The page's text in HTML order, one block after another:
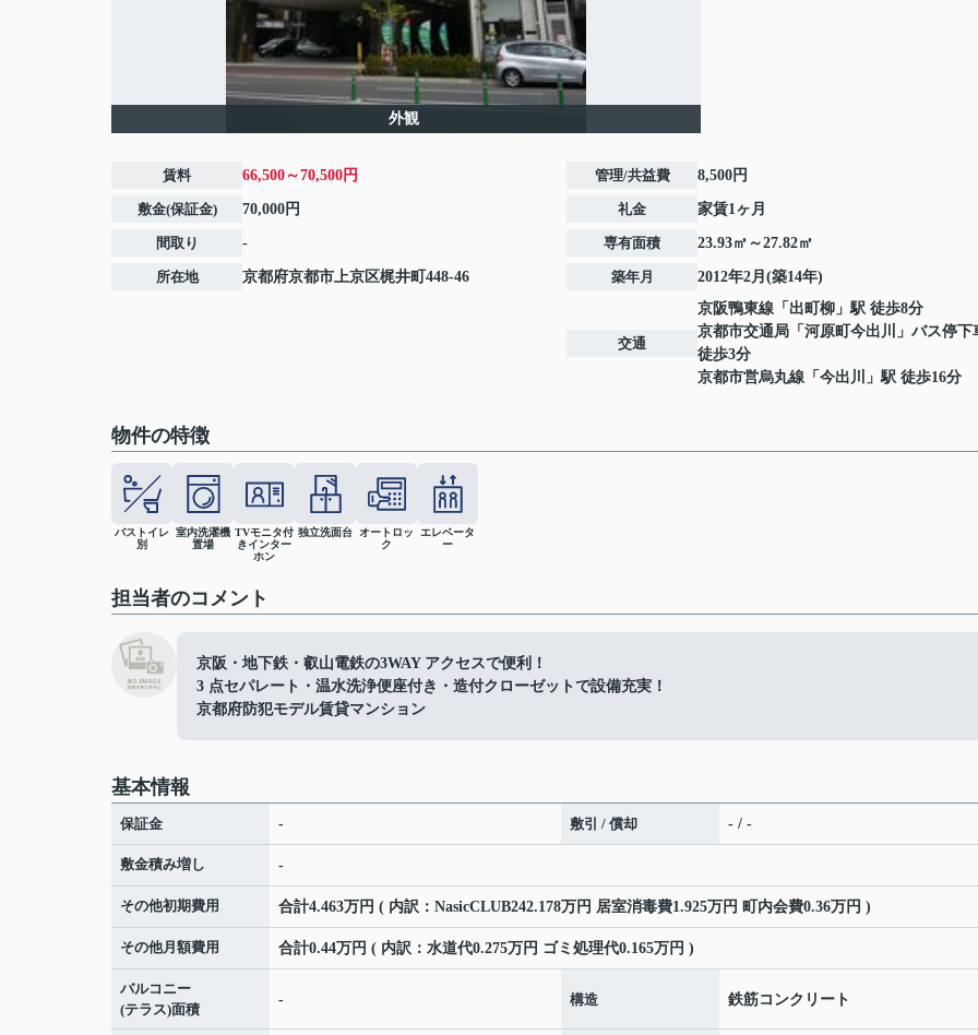
外観
賃料 66,500～70,500円
敷金(保証金) 70,000円
間取り -
所在地 京都府京都市上京区梶井町 448-46
管理/共益費 8,500円
礼金 家賃1ヶ月
専有面積 23.93㎡～27.82㎡
築年月 2012年2月(築14年)
交通
京阪鴨東線 「 出町柳 」駅 徒歩8分
京都市交通局「河原町今出川」バス停
徒歩3分
京都市営烏丸線 「 今出川 」駅 徒歩16分
物件の特徴
バストイレ
別
室内洗濯機
置場
TVモニタ付
きインター
ホン
独立洗面台
オートロッ
ク
エレベータ
ー
担当者のコメント
京阪・地下鉄・叡山電鉄の3WAY アクセスで便利！
3 点セパレート・温水洗浄便座付き・造付クローゼットで設備充実！
京都府防犯モデル賃貸マンション
基本情報
保証金 - 敷引 / 償却 - / -
敷金積み増し -
その他初期費用 合計4.463万円 ( 内訳：NasicCLUB242.178万円 居室消毒費1.925万円 町内会費0.36万円 )
その他月額費用 合計0.44万円 ( 内訳：水道代0.275万円 ゴミ処理代0.165万円 )
バルコニー
(テラス)面積
- 構造 鉄筋コンクリート